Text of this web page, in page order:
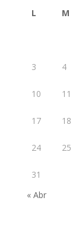
L M
3 4
10 11
17 18
24 25
31
« Abr